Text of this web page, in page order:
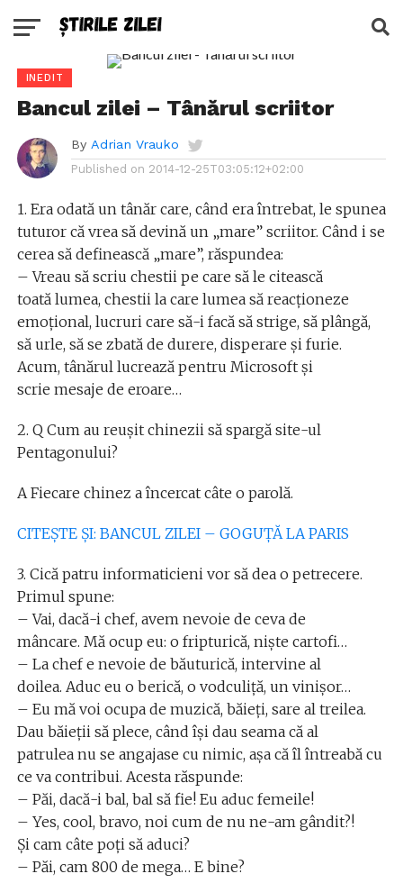
INEDIT
Bancul zilei – Tânărul scriitor
By Adrian Vrauko
Published on 2014-12-25T03:05:12+02:00
1. Era odată un tânăr care, când era întrebat, le spunea
tuturor că vrea să devină un „mare” scriitor. Când i se
cerea să definească „mare”, răspundea:
– Vreau să scriu chestii pe care să le citească
toată lumea, chestii la care lumea să reacţioneze
emoţional, lucruri care să-i facă să strige, să plângă,
să urle, să se zbată de durere, disperare şi furie.
Acum, tânărul lucrează pentru Microsoft şi
scrie mesaje de eroare…
2. Q Cum au reuşit chinezii să spargă site-ul
Pentagonului?
A Fiecare chinez a încercat câte o parolă.
CITEȘTE ȘI: BANCUL ZILEI – GOGUȚĂ LA PARIS
3. Cică patru informaticieni vor să dea o petrecere.
Primul spune:
– Vai, dacă-i chef, avem nevoie de ceva de
mâncare. Mă ocup eu: o fripturică, nişte cartofi…
– La chef e nevoie de băuturică, intervine al
doilea. Aduc eu o berică, o vodculiţă, un vinișor…
– Eu mă voi ocupa de muzică, băieţi, sare al treilea.
Dau băieţii să plece, când îşi dau seama că al
patrulea nu se angajase cu nimic, aşa că îl întreabă cu
ce va contribui. Acesta răspunde:
– Păi, dacă-i bal, bal să fie! Eu aduc femeile!
– Yes, cool, bravo, noi cum de nu ne-am gândit?!
Şi cam câte poţi să aduci?
– Păi, cam 800 de mega… E bine?